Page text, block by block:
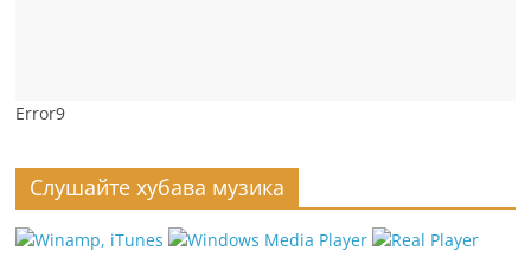
Error9
Слушайте хубава музика